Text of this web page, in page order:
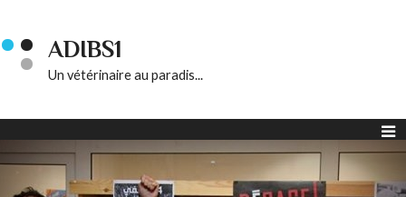
ADIBS1
Un vétérinaire au paradis...